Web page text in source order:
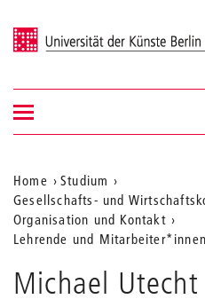
Universität der Künste Berlin
Navigation &
Suche
Navigation
ein-/ausblenden
Aktuelle
Position
auf
der
Webseite
Home
Studium
Gesellschafts- und
Organisation und Kontakt
Lehrende und Mitarbeiter*innen
Michael Utecht